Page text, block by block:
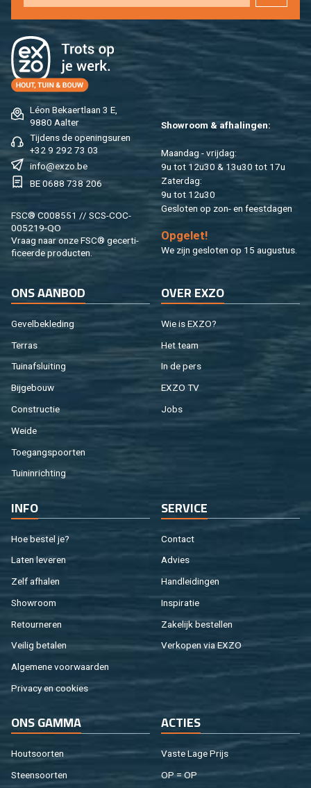
Léon Be­kaert­laan 3 E,
9880 Aal­ter
Tij­dens de ope­nings­uren
+32 9 292 73 03
info@​exzo.​be
BE 0688 738 206
FSC® C008551 // SCS-COC-
005219-QO
Vraag naar onze FSC® ge­cer­ti­
fi­ceer­de pro­duc­ten.
Show­room & af­ha­lin­gen:
Maan­dag - vrij­dag:
9u tot 12u30 & 13u30 tot 17u
Za­ter­dag:
9u tot 12u30
Ge­slo­ten op zon- en feest­da­gen
Op­ge­let!
We zijn ge­slo­ten op 15 au­gus­tus.
ONS AAN­BOD
Ge­vel­be­kle­ding
Ter­ras
Tuin­af­slui­ting
Bij­ge­bouw
Con­struc­tie
Weide
Toe­gangs­poor­ten
Tuin­in­rich­ting
OVER EXZO
Wie is EXZO?
Het team
In de pers
EXZO TV
Jobs
INFO
Hoe be­stel je?
Laten le­ve­ren
Zelf af­ha­len
Show­room
Re­tour­ne­ren
Vei­lig be­ta­len
Al­ge­me­ne voor­waar­den
Pri­va­cy en coo­kies
SER­VI­CE
Con­tact
Ad­vies
Hand­lei­din­gen
In­spi­ra­tie
Za­ke­lijk be­stel­len
Ver­ko­pen via EXZO
ONS GAMMA
Hout­soor­ten
Steen­soor­ten
AC­TIES
Vaste Lage Prijs
OP = OP